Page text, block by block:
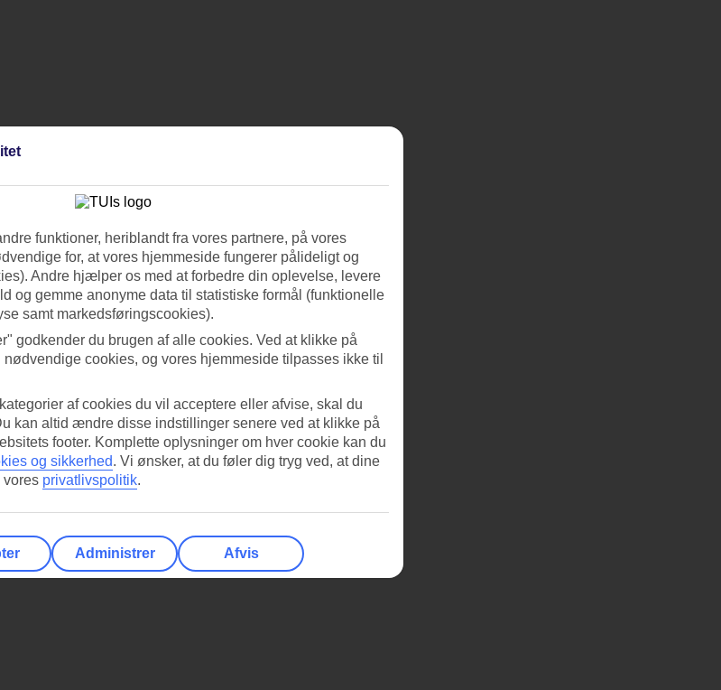
funktioner, heriblandt fra vores partnere, på vores
for, at vores hjemmeside fungerer pålideligt og
Andre hjælper os med at forbedre din oplevelse, levere
og gemme anonyme data til statistiske formål (funktionelle
samt markedsføringscookies).
godkender du brugen af alle cookies. Ved at klikke på
cookies, og vores hjemmeside tilpasses ikke til
af cookies du vil acceptere eller afvise, skal du
kan altid ændre disse indstillinger senere ved at klikke på
footer. Komplette oplysninger om hver cookie kan du
og sikkerhed. Vi ønsker, at du føler dig tryg ved, at dine
vores privatlivspolitik.
Administrer Afvis